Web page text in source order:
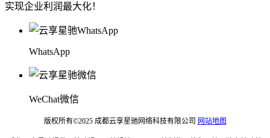
实现企业利润最大化！
WhatsApp
WeChat微信
版权所有©2025 成都云享星驰网络科技有限公司 网站地图